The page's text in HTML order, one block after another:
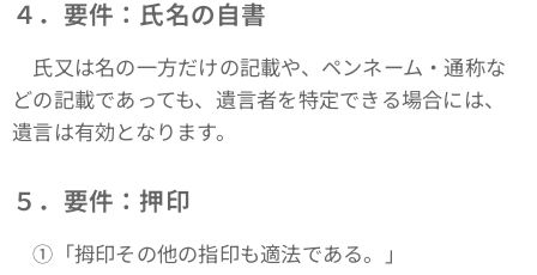
４．要件：氏名の自書
氏又は名の一方だけの記載や、ペンネーム・通称な
どの記載であっても、遺言者を特定できる場合には、
遺言は有効となります。
５．要件：押印
①「拇印その他の指印も適法である。」